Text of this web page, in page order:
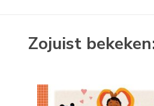
Zojuist